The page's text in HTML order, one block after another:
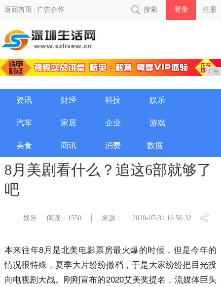
返回首页 广告合作 搜索 登录 注册
广告
资讯 财经 科技 娱乐
汽车 家居 企业 游戏
美食 商讯 消费 数据
8月美剧看什么？追这6部就够了
吧
娱乐 阅读：1550 来源： 2020-07-31 16:56:32
本来往年8月是北美电影票房最火爆的时候，但是今年的
情况很特殊，夏季大片纷纷撤档，于是大家纷纷把目光投
向电视剧大战。刚刚宣布的2020艾美奖提名，流媒体巨头